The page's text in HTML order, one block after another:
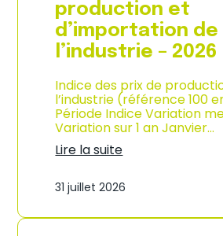
s
o
m
m
a
i
o
n
e
n
G
a
e
production et
d’importation de
l’industrie – 2026
Indice des prix de
l’industrie (référence 100
Période Indice Variation
Variation sur 1 an Janvier…
Lire la suite
n
i
31 juillet 2026